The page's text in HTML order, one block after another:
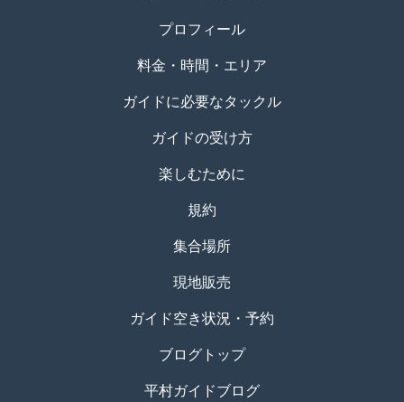
プロフィール
料金・時間・エリア
ガイドに必要なタックル
ガイドの受け方
楽しむために
規約
集合場所
現地販売
ガイド空き状況・予約
ブログトップ
平村ガイドブログ